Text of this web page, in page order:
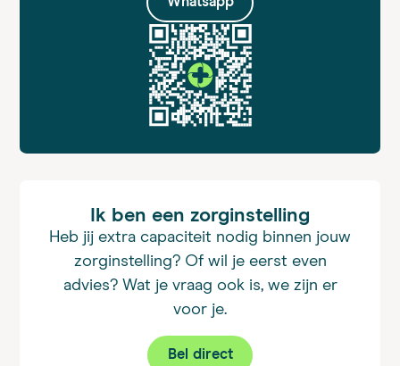
Ik ben een zorginstelling
Heb jij extra capaciteit nodig binnen jouw
zorginstelling? Of wil je eerst even
advies? Wat je vraag ook is, we zijn er
voor je.
Bel direct